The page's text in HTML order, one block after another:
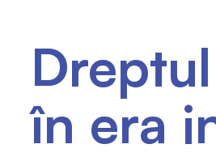
în era